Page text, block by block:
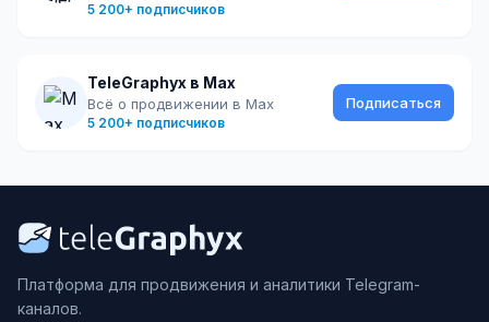
5 200+ подписчиков
TeleGraphyx в Max
Всё о продвижении в Max
5 200+ подписчиков
Подписаться
Платформа для продвижения и аналитики Telegram-
каналов.